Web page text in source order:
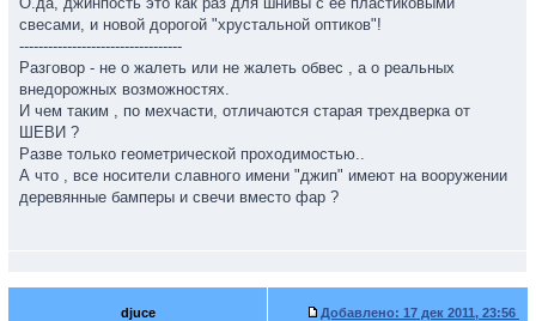
свесами, и новой дорогой "хрустальной оптиков"!
----------------------------------
Разговор - не о жалеть или не жалеть обвес , а о реальных
внедорожных возможностях.
И чем таким , по мехчасти, отличаются старая трехдверка от
ШЕВИ ?
Разве только геометрической проходимостью..
А что , все носители славного имени "джип" имеют на вооружении
деревянные бамперы и свечи вместо фар ?
djuce Добавлено: 17 дек 2011, 23:56